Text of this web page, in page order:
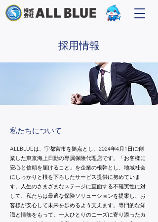
​採用情報
​私たちについて
ALLBLUEは、宇都宮市を拠点とし、2024年4月1日に創
業した東京海上日動の専属保険代理店です。「お客様に
安心と信頼を届けること」を企業の根幹とし、地域社会
にしっかりと根を下ろしたサービス提供に努めていま
す。人生のさまざまなステージに直面する不確実性に対
して、私たちは最適な保険ソリューションを提案し、お
客様が安心して未来を歩めるよう支えます。専門的な知
識と情熱をもって、一人ひとりのニーズに寄り添ったカ